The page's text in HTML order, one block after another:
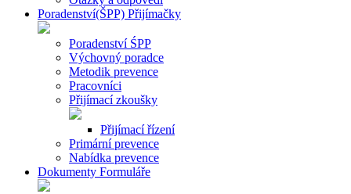
Poradenství(ŠPP) Přijímačky
Poradenství ŚPP
Výchovný poradce
Metodik prevence
Pracovníci
Přijímací zkoušky
Přijímací řízení
Primární prevence
Nabídka prevence
Dokumenty Formuláře